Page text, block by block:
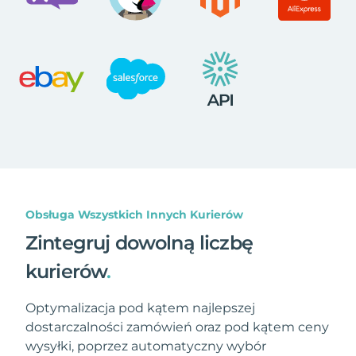
Obsługa Wszystkich Innych Kurierów
Zintegruj dowolną liczbę
kurierów.
Optymalizacja pod kątem najlepszej
dostarczalności zamówień oraz pod kątem ceny
wysyłki, poprzez automatyczny wybór